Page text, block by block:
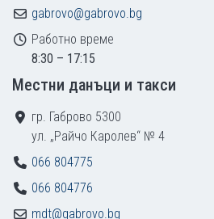
gabrovo@gabrovo.bg
Работно време
8:30 – 17:15
Местни данъци и такси
гр. Габрово 5300
ул. „Райчо Каролев“ № 4
066 804775
066 804776
mdt@gabrovo.bg